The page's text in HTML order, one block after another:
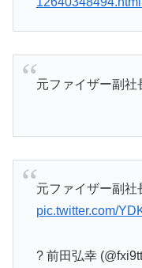
元ファイザー副社
元ファイザー副社
pic.twitter.com/
? 前田弘幸